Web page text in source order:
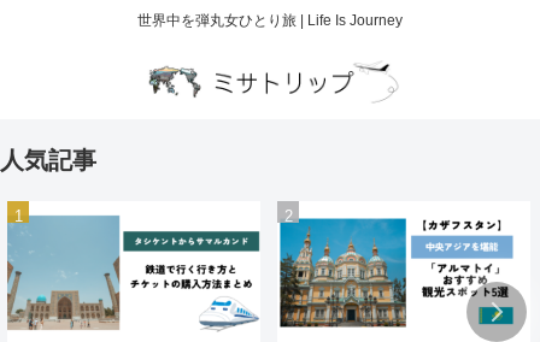
世界中を弾丸女ひとり旅 | Life Is Journey
人気記事